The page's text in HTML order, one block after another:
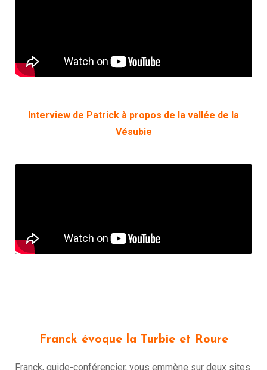
Interview de Patrick à propos de la vallée de la
Vésubie
Franck évoque la Turbie et Roure
Franck, guide-conférencier, vous emmène sur deux sites